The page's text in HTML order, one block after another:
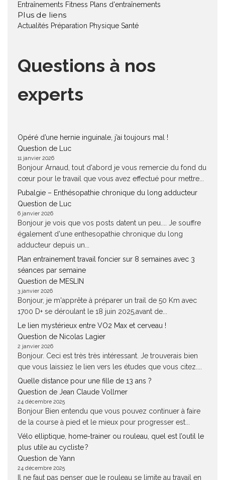
Entraînements Fitness Plans d'entraînements
Plus de liens
Actualités Préparation Physique Santé
Questions à nos
experts
Opéré d’une hernie inguinale, j’ai toujours mal !
Question de Luc
11 janvier 2026
Bonjour Arnaud, tout d'abord je vous remercie du fond du
cœur pour le travail que vous avez effectué pour mettre...
Pubalgie – Enthésopathie chronique du long adducteur
Question de Luc
6 janvier 2026
Bonjour je vois que vos posts datent un peu.... Je souffre
également d'une enthesopathie chronique du long
adducteur depuis un...
Plan entrainement travail foncier sur 8 semaines avec 3
séances par semaine
Question de MESLIN
3 janvier 2026
Bonjour, je m'apprête à préparer un trail de 50 Km avec
1700 D+ se déroulant le 18 juin 2025,avant de...
Le lien mystérieux entre VO2 Max et cerveau !
Question de Nicolas Lagier
2 janvier 2026
Bonjour. Ceci est très très intéressant. Je trouverais bien
que vous laissiez le lien vers les études que vous citez....
Quelle distance pour une fille de 13 ans ?
Question de Jean Claude Vollmer
24 décembre 2025
Bonjour Bien entendu que vous pouvez continuer à faire
de la course à pied et le mieux pour progresser est...
Vélo elliptique, home-trainer ou rouleau, quel est l’outil le
plus utile au cycliste ?
Question de Yann
24 décembre 2025
Il ne faut pas penser que le rouleau se limite au travail en